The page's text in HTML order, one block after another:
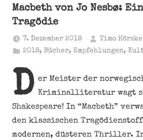
Macbeth von Jo Nesbø:
Tragödie
7. Dezember 2018
Timo Hörske
2018, Bücher, Empfehlungen,
D er Meister der
Kriminalliteratur wagt
Shakespeare! In “Macbeth”
den klassischen
modernen, düsteren Thriller.